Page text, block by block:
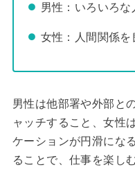
男性：いろいろ
女性：人間関係
男性は他部署や外部と
ャッチすること、女性
ケーションが円滑にな
ることで、仕事を楽し